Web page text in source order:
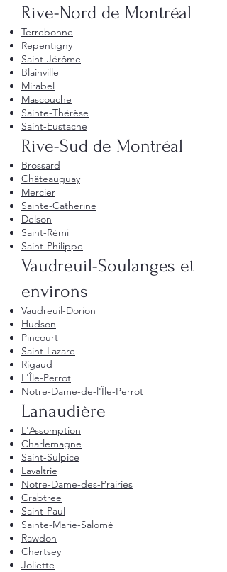
Rive-Nord de Montréal
Terrebonne
Repentigny
Saint-Jérôme
Blainville
Mirabel
Mascouche
Sainte-Thérèse
Saint-Eustache
Rive-Sud de Montréal
Brossard
Châteauguay
Mercier
Sainte-Catherine
Delson
Saint-Rémi
Saint-Philippe
Vaudreuil-Soulanges et
environs
Vaudreuil-Dorion
Hudson
Pincourt
Saint-Lazare
Rigaud
L'Île-Perrot
Notre-Dame-de-l'Île-Perrot
Lanaudière
L'Assomption
Charlemagne
Saint-Sulpice
Lavaltrie
Notre-Dame-des-Prairies
Crabtree
Saint-Paul
Sainte-Marie-Salomé
Rawdon
Chertsey
Joliette